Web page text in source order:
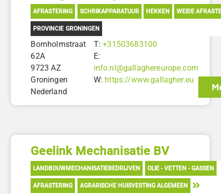
AFRASTERING SCHRIKAPPARATUUR HEKKEN WEIDE
PROVINCIE GRONINGEN
Bornholmstraat
62A
9723 AZ
Groningen
Nederland
T:+31503683100
E:
info.nl@gallaghereurope.com
W: https://www.gallagher.eu
Geelink Mechanisatie BV
LANDBOUWMECHANISATIEBEDRIJVEN OLIE - VETTEN - GASSEN
AFRASTERING AGRARISCHE HUISVESTING ALGEMEEN